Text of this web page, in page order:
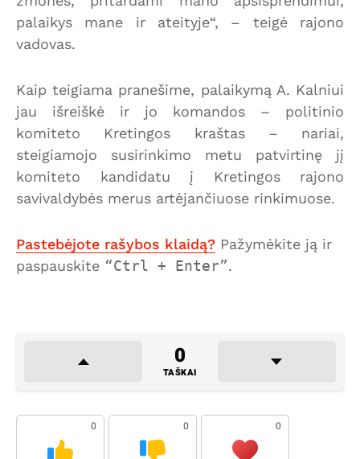
palaikys mane ir ateityje“, – teigė rajono
vadovas.
Kaip teigiama pranešime, palaikymą A. Kalniui
jau išreiškė ir jo komandos – politinio
komiteto Kretingos kraštas – nariai,
steigiamojo susirinkimo metu patvirtinę jį
komiteto kandidatu į Kretingos rajono
savivaldybės merus artėjančiuose rinkimuose.
Pastebėjote rašybos klaidą? Pažymėkite ją ir
paspauskite
Ctrl + Enter .
0
TAŠKAI
0 0 0